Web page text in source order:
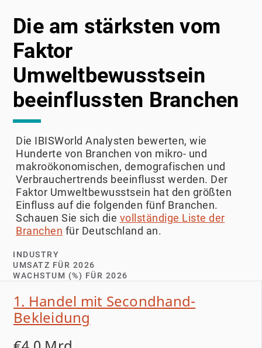
Die am stärksten vom
Faktor
Umweltbewusstsein
beeinflussten Branchen
Die IBISWorld Analysten bewerten, wie
Hunderte von Branchen von mikro- und
makroökonomischen, demografischen und
Verbrauchertrends beeinflusst werden. Der
Faktor Umweltbewusstsein hat den größten
Einfluss auf die folgenden fünf Branchen.
Schauen Sie sich die vollständige Liste der
Branchen für Deutschland an.
INDUSTRY
UMSATZ FÜR 2026
WACHSTUM (%) FÜR 2026
1. Handel mit Secondhand-
Bekleidung